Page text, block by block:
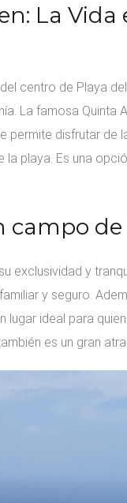
La Vida
centro de Playa
La famosa Quinta
permite disfrutar de
playa. Es una
campo
exclusividad y
y seguro.
ideal para
es un gran